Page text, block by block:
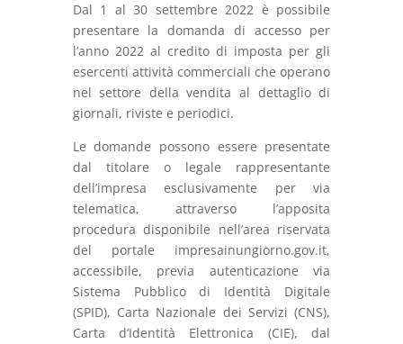
Dal 1 al 30 settembre 2022 è possibile
presentare la domanda di accesso per
l’anno 2022 al credito di imposta per gli
esercenti attività commerciali che operano
nel settore della vendita al dettaglio di
giornali, riviste e periodici.
Le domande possono essere presentate
dal titolare o legale rappresentante
dell’impresa esclusivamente per via
telematica, attraverso l’apposita
procedura disponibile nell’area riservata
del portale impresainungiorno.gov.it,
accessibile, previa autenticazione via
Sistema Pubblico di Identità Digitale
(SPID), Carta Nazionale dei Servizi (CNS),
Carta d’Identità Elettronica (CIE), dal